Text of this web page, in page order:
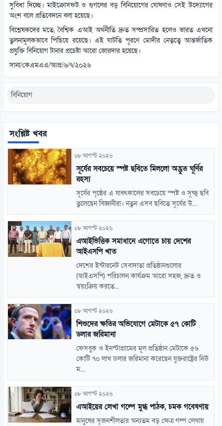
সুবিধা দিচ্ছে। মাইক্রোসফট ও গুগলের বড় বিনিয়োগের ঘোষণাও সেই উদ্যোগের
অংশ বলে প্রতিবেদনে বলা হয়েছে।
বিশ্লেষকদের মতে, বৈশ্বিক এআই অর্থনীতি দ্রুত সম্প্রসারিত হলেও ভারত এখনো
তুলনামূলকভাবে পিছিয়ে রয়েছে। এই ঘাটতি পূরণে মোদীর নেতৃত্বে আন্তর্জাতিক
প্রযুক্তি বিনিয়োগ টানার প্রচেষ্টা আরো জোরদার হয়েছে।
সানা/কেএমএএ/আপ্র/৬/৭/২০২৬
বিনিয়োগ
সংশ্লিষ্ট খবর
০৮ আগস্ট ২০২৬
সূর্যের সবচেয়ে স্পষ্ট ছবিতে মিললো অদ্ভুত ঘূর্ণির
রহস্য
সূর্যের পৃষ্ঠের এ যাবৎকালের সবচেয়ে স্পষ্ট ও সূক্ষ্ম ছবি
তুলেছেন বিজ্ঞানীরা। নতুন এসব ছবিতে সূর্যের উ...
০৮ আগস্ট ২০২৬
এআইভিত্তিক সমাধানে এগোতে চায় দেশের
আইএসপি খাত
দেশের ইন্টারনেট সেবাদাতা প্রতিষ্ঠানগুলোর
(আইএসপি) পরিচালন কার্যক্রম আরো সহজ, দ্রুত ও
স্বয়ংক্রিয় করতে...
০৮ আগস্ট ২০২৬
শিশুদের ক্ষতির অভিযোগে মেটাকে ৫৭ কোটি
ডলার জরিমানা
ফেসবুক ও ইনস্টাগ্রামের মূল প্রতিষ্ঠান মেটাকে ৫৬
কোটি ৭০ লাখ ডলার জরিমানা করেছেন যুক্তরাষ্ট্রের নিউ
ম...
০৮ আগস্ট ২০২৬
এআইয়ের লেখা গল্পে মুগ্ধ পাঠক, চমক গবেষণায়
মানুষের সৃজনশীলতার অন্যতম বড় ক্ষেত্র গল্প লেখায়